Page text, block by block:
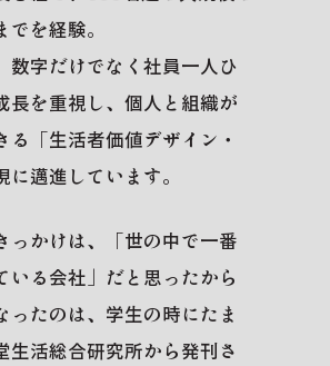
を経験。
数字だけでなく社員一人ひ
長を重視し、個人と組織が
「生活者価値デザイン・
邁進しています。
っかけは、「世の中で一番
いる会社」だと思ったから
ったのは、学生の時にたま
生活総合研究所​から発刊さ